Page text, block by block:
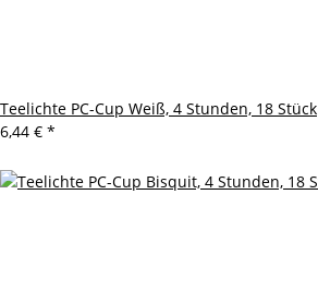
Teelichte PC-Cup Weiß, 4 Stunden, 18 Stück
6,44 € *